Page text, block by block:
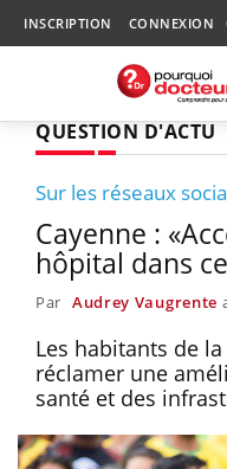
INSCRIPTION CONNEXION
QUESTION D'ACTU
Sur les réseaux
Cayenne :
hôpital dans
Par Audrey Vaugrente
Les habitants de
réclamer une
santé et des